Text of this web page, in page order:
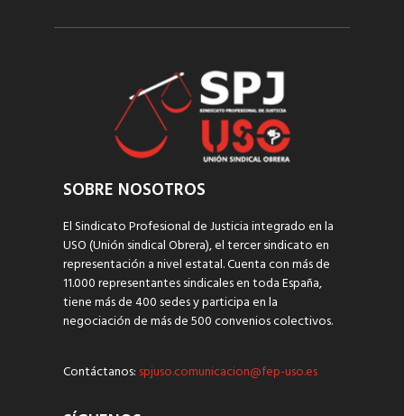
SOBRE NOSOTROS
El Sindicato Profesional de Justicia integrado en la
USO (Unión sindical Obrera), el tercer sindicato en
representación a nivel estatal. Cuenta con más de
11.000 representantes sindicales en toda España,
tiene más de 400 sedes y participa en la
negociación de más de 500 convenios colectivos.
Contáctanos: spjuso.comunicacion@fep-uso.es